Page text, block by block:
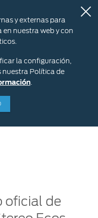
y externas para
en nuestra web y con
la configuración,
nuestra Política de
.
oficial de